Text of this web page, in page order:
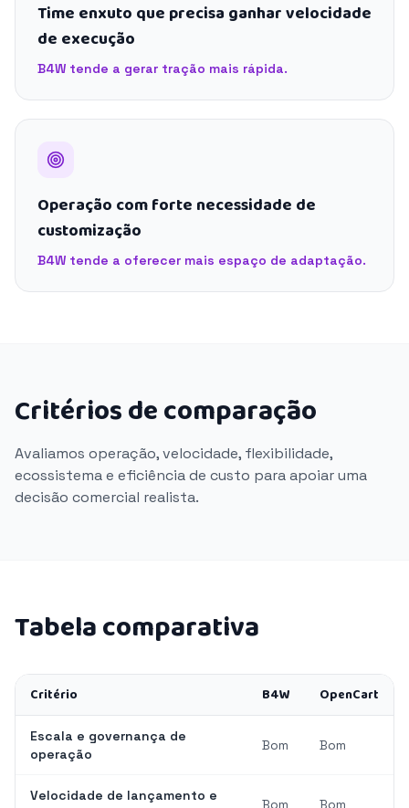
Time enxuto que precisa ganhar velocidade
de execução
B4W tende a gerar tração mais rápida.
Operação com forte necessidade de
customização
B4W tende a oferecer mais espaço de adaptação.
Critérios de comparação
Avaliamos operação, velocidade, flexibilidade,
ecossistema e eficiência de custo para apoiar uma
decisão comercial realista.
Tabela comparativa
Critério B4W OpenCart
Escala e governança de
operação
Bom Bom
Velocidade de lançamento e
Bom Bom